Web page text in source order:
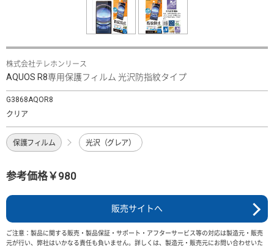
株式会社テレホンリース
AQUOS R8専用保護フィルム 光沢防指紋タイプ
G3868AQOR8
クリア
保護フィルム 光沢（グレア）
参考価格￥980
販売サイトへ
ご注意：製品に関する販売・製品保証・サポート・アフターサービス等の対応は製造元・販売
元が行い、弊社はいかなる責任も負いません。詳しくは、製造元・販売元にお問い合わせいた